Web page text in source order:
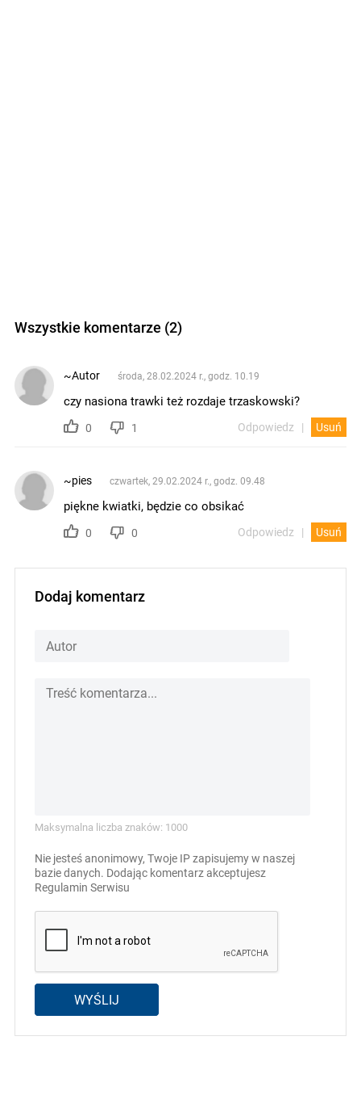
Wszystkie komentarze (2)
~Autor środa, 28.02.2024 r., godz. 10.19
czy nasiona trawki też rozdaje trzaskowski?
0 1 Odpowiedz Usuń
~pies czwartek, 29.02.2024 r., godz. 09.48
piękne kwiatki, będzie co obsikać
0 0 Odpowiedz Usuń
Dodaj komentarz
Maksymalna liczba znaków: 1000
Nie jesteś anonimowy, Twoje IP zapisujemy w naszej
bazie danych. Dodając komentarz akceptujesz
Regulamin Serwisu
WYŚLIJ